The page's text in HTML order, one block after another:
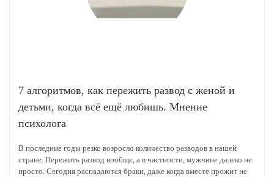
7 алгоритмов, как пережить развод с женой и
детьми, когда всё ещё любишь. Мнение
психолога
В последние годы резко возросло количество разводов в нашей
стране. Пережить развод вообще, а в частности, мужчине далеко не
просто. Сегодня распадаются браки, даже когда вместе прожит не